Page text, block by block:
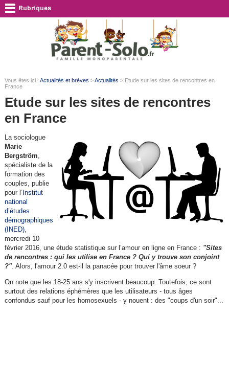
Vous êtes ici : Actualités et brèves >Actualités > Etude sur les sites de rencontres en
France
Etude sur les sites de rencontres
en France
La sociologue
Marie
Bergström,
spécialiste de la
formation des
couples, publie
pour l’ Institut
national
d’études
démographiques
(INED),
mercredi 10
février 2016, une étude statistique sur l’amour en ligne en France : "Sites
de rencontres : qui les utilise en France ? Qui y trouve son conjoint
?". Alors, l'amour 2.0 est-il la panacée pour trouver l'âme soeur ?
On note que les 18-25 ans s'y inscrivent beaucoup. Toutefois, ce sont
surtout des relations éphémères que les utilisateurs - tous âges
confondus sauf pour les homosexuels - y nouent : des "coups d'un soir"...